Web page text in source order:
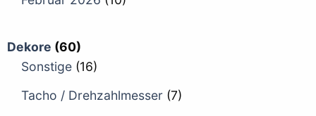
Dekore (60)
Sonstige (16)
Tacho / Drehzahlmesser (7)